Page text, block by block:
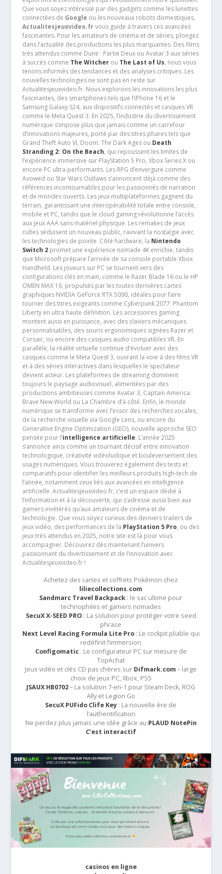
Que vous soyez intéressé par des gadgets comme les lunettes
connectées de Google ou les nouveaux robots domestiques,
Actualitesjeuxvideo.frvous guide à travers ces avancées
fascinantes. Pour les amateurs de cinéma et de séries, plongez
dans l’actualité des productions les plus marquantes. Des films
très attendus comme Dune : Partie Deux ou Avatar 3 aux séries
à succès comme The Witcherou The Last of Us, nous vous
tenons informés des tendances et des analyses critiques .Les
nouvelles technologies ne sont pas en reste sur
Actualitesjeuxvideo.fr. Nous explorons les innovations les plus
fascinantes, des smartphones tels que l’iPhone 16 et le
Samsung Galaxy S24, aux dispositifs connectés et casques VR
comme le Meta Quest 3. En 2025, l’industrie du divertissement
numérique s’impose plus que jamais comme un carrefour
d’innovations majeures, porté par des titres phares tels que
Grand Theft Auto VI, Doom: The Dark Ages ou Death
Stranding 2: On the Beach, qui repoussent les limites de
l’expérience immersive sur PlayStation 5 Pro, Xbox Series X ou
encore PC ultra-performants. Les RPG d’envergure comme
Avowed ou Star Wars Outlaws s’annoncent déjà comme des
références incontournables pour les passionnés de narration
et de mondes ouverts. Les jeux multiplateformes gagnent du
terrain, garantissant une interopérabilité totale entre console,
mobile et PC, tandis que le cloud gaming révolutionne l’accès
aux jeux AAA sans matériel physique. Les remakes de jeux
cultes séduisent un nouveau public, ravivant la nostalgie avec
les technologies de pointe. Côté hardware, la Nintendo
Switch 2promet une expérience nomade 4K enrichie, tandis
que Microsoft prépare l’arrivée de sa console portable Xbox
Handheld. Les joueurs sur PC se tournent vers des
configurations clés en main, comme le Razer Blade 16 ou le HP
OMEN MAX 16, propulsés par les toutes dernières cartes
graphiques NVIDIA GeForce RTX 5090, idéales pour faire
tourner des titres exigeants comme Cyberpunk 2077: Phantom
Liberty en ultra haute définition. Les accessoires gaming
montent aussi en puissance, avec des claviers mécaniques
personnalisables, des souris ergonomiques signées Razer et
Corsair, ou encore des casques audio compatibles VR. En
parallèle, la réalité virtuelle continue d’évoluer avec des
casques comme le Meta Quest 3, ouvrant la voie à des films VR
et à des séries interactives dans lesquelles le spectateur
devient acteur. Les plateformes de streaming dominent
toujours le paysage audiovisuel, alimentées par des
productions ambitieuses comme Avatar 3, Captain America:
Brave New World ou La Chambre d’à côté. Enfin, le monde
numérique se transforme avec l’essor des recherches vocales,
de la recherche visuelle via Google Lens, ou encore du
Generative Engine Optimization (GEO), nouvelle approche SEO
pensée pour l’intelligence artificielle. L’année 2025
s’annonce ainsi comme un tournant décisif entre innovation
technologique, créativité vidéoludique et bouleversement des
usages numériques. Vous trouverez également des tests et
comparatifs pour identifier les meilleurs produits high-tech de
l’année, notamment ceux liés aux avancées en intelligence
artificielle. Actualitesjeuxvideo.fr, c’est un espace dédié à
l’information et à la découverte, qui s’adresse aussi bien aux
gamers invétérés qu’aux amateurs de cinéma et de
technologie. Que vous soyez curieux des derniers trailers de
jeux vidéo, des performances de la PlayStation 5 Pro, ou des
jeux très attendus en 2025, notre site est là pour vous
accompagner. Découvrez dès maintenant l’univers
passionnant du divertissement et de l’innovation avec
Actualitesjeuxvideo.fr !
Achetez des cartes et coffrets Pokémon chez
liliecollections.com
Sandmarc Travel Backpack : le sac ultime pour
technophiles et gamers nomades
SecuX X-SEED PRO : La solution pour protéger votre seed
phrase
Next Level Racing Formula Lite Pro: Le cockpit pliable qui
redéfinit l’immersion
Configomatic: Le configurateur PC sur mesure de
TopAchat
Jeux vidéo et clés CD pas chères sur Difmark.com – large
choix de jeux PC, Xbox, PS5
JSAUX HB0702– La solution 7-en-1 pour Steam Deck, ROG
Ally et Legion Go
SecuX PUFido Clife Key : La nouvelle ère de
l’authentification
Ne perdez plus jamais une idée grâce au PLAUD NotePin
C’est interactif
casinos en ligne